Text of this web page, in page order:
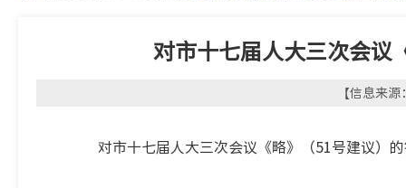
对市十七届人大三次会议
【信息来
对市十七届人大三次会议《略》（51号建议）